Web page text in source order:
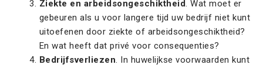
Ziekte en arbeidsongeschiktheid. Wat moet er
gebeuren als u voor langere tijd uw bedrijf niet kunt
uitoefenen door ziekte of arbeidsongeschiktheid?
En wat heeft dat privé voor consequenties?
Bedrijfsverliezen. In huwelijkse voorwaarden kunt